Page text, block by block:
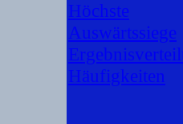
Höchste
Auswärtssiege
Häufigkeiten